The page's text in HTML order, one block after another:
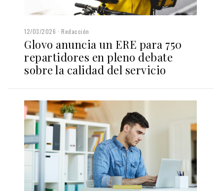
12/03/2026 Redacción
Glovo anuncia un ERE para 750
repartidores en pleno debate
sobre la calidad del servicio